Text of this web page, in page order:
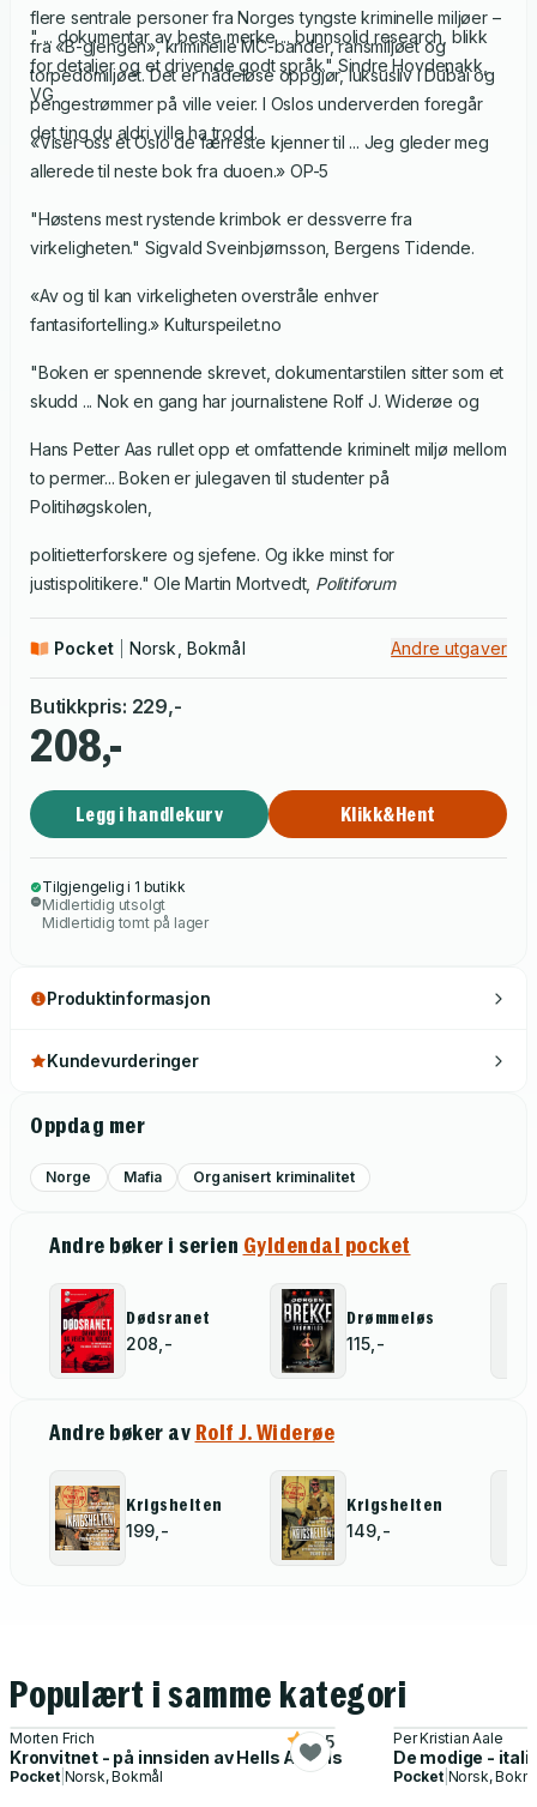
flere sentrale personer fra Norges tyngste kriminelle miljøer –
fra «B-gjengen», kriminelle MC-bander, ransmiljøet og
torpedomiljøet. Det er nådeløse oppgjør, luksusliv i Dubai og
pengestrømmer på ville veier. I Oslos underverden foregår
det ting du aldri ville ha trodd.
" ... dokumentar av beste merke ... bunnsolid research, blikk
for detaljer og et drivende godt språk." Sindre Hovdenakk,
VG
«Viser oss et Oslo de færreste kjenner til ... Jeg gleder meg
allerede til neste bok fra duoen.» OP-5
"Høstens mest rystende krimbok er dessverre fra
virkeligheten." Sigvald Sveinbjørnsson, Bergens Tidende.
«Av og til kan virkeligheten overstråle enhver
fantasifortelling.» Kulturspeilet.no
"Boken er spennende skrevet, dokumentarstilen sitter som et
skudd ... Nok en gang har journalistene Rolf J. Widerøe og
Hans Petter Aas rullet opp et omfattende kriminelt miljø mellom
to permer... Boken er julegaven til studenter på
Politihøgskolen,
politietterforskere og sjefene. Og ikke minst for
justispolitikere." Ole Martin Mortvedt, Politiforum
Pocket Norsk, Bokmål Andre utgaver
Butikkpris: 229,-
208,-
Legg i handlekurv Klikk&Hent
Tilgjengelig i 1 butikk
Midlertidig utsolgt
Midlertidig tomt på lager
Produktinformasjon
Kundevurderinger
Oppdag mer
Norge Mafia Organisert kriminalitet
Andre bøker i serien Gyldendal pocket
Dødsranet
208,-
Drømmeløs
115,-
Andre bøker av Rolf J. Widerøe
Krigshelten
199,-
Krigshelten
149,-
Populært i samme kategori
Morten Frich
Kronvitnet - på innsiden av Hells Angels
4.5
Pocket| Norsk, Bokmål
Per Kristian Aale
De modige -
Pocket| Norsk,